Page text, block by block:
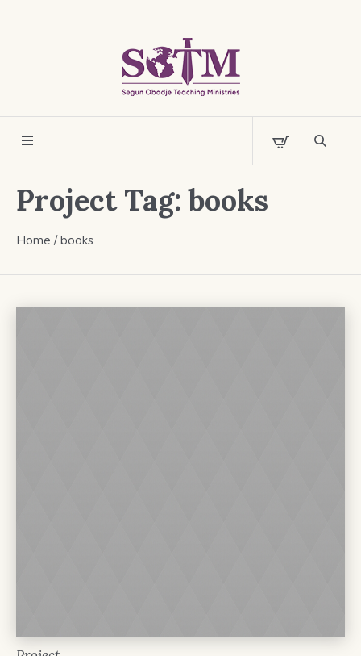
Project Tag:books
Home /books